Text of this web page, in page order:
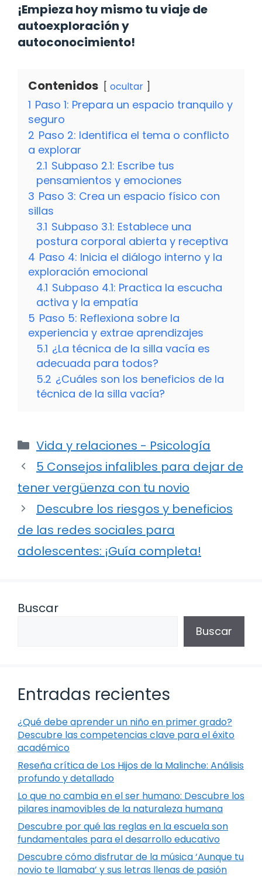
¡Empieza hoy mismo tu viaje de
autoexploración y
autoconocimiento!
Contenidos ocultar
1 Paso 1: Prepara un espacio tranquilo y
seguro
2 Paso 2: Identifica el tema o conflicto
a explorar
2.1 Subpaso 2.1: Escribe tus
pensamientos y emociones
3 Paso 3: Crea un espacio físico con
sillas
3.1 Subpaso 3.1: Establece una
postura corporal abierta y receptiva
4 Paso 4: Inicia el diálogo interno y la
exploración emocional
4.1 Subpaso 4.1: Practica la escucha
activa y la empatía
5 Paso 5: Reflexiona sobre la
experiencia y extrae aprendizajes
5.1 ¿La técnica de la silla vacía es
adecuada para todos?
5.2 ¿Cuáles son los beneficios de la
técnica de la silla vacía?
Categorías
Vida y relaciones - Psicología
5 Consejos infalibles para dejar de
tener vergüenza con tu novio
Descubre los riesgos y beneficios
de las redes sociales para
adolescentes: ¡Guía completa!
Buscar
Buscar
Entradas recientes
¿Qué debe aprender un niño en primer grado?
Descubre las competencias clave para el éxito
académico
Reseña crítica de Los Hijos de la Malinche: Análisis
profundo y detallado
Lo que no cambia en el ser humano: Descubre los
pilares inamovibles de la naturaleza humana
Descubre por qué las reglas en la escuela son
fundamentales para el desarrollo educativo
Descubre cómo disfrutar de la música ‘Aunque tu
novio te llamaba’ y sus letras llenas de pasión